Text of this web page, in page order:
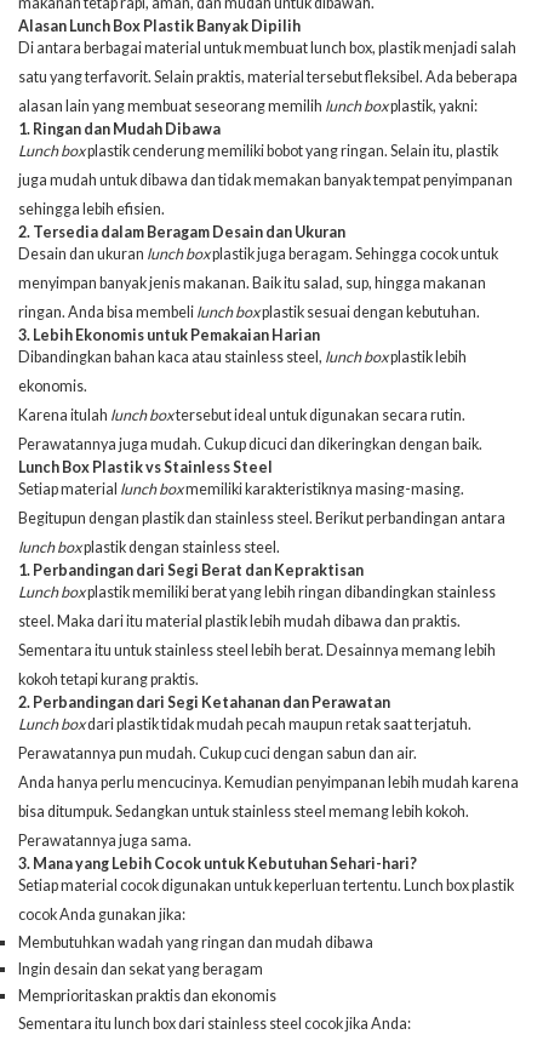
Alasan Lunch Box Plastik Banyak Dipilih
Di antara berbagai material untuk membuat lunch box, plastik menjadi salah
satu yang terfavorit. Selain praktis, material tersebut fleksibel. Ada beberapa
alasan lain yang membuat seseorang memilih lunch boxplastik, yakni:
1. Ringan dan Mudah Dibawa
Lunch boxplastik cenderung memiliki bobot yang ringan. Selain itu, plastik
juga mudah untuk dibawa dan tidak memakan banyak tempat penyimpanan
sehingga lebih efisien.
2. Tersedia dalam Beragam Desain dan Ukuran
Desain dan ukuran lunch boxplastik juga beragam. Sehingga cocok untuk
menyimpan banyak jenis makanan. Baik itu salad, sup, hingga makanan
ringan. Anda bisa membeli lunch boxplastik sesuai dengan kebutuhan.
3. Lebih Ekonomis untuk Pemakaian Harian
Dibandingkan bahan kaca atau stainless steel, lunch boxplastik lebih
ekonomis.
Karena itulah lunch boxtersebut ideal untuk digunakan secara rutin.
Perawatannya juga mudah. Cukup dicuci dan dikeringkan dengan baik.
Lunch Box Plastik vs Stainless Steel
Setiap material lunch boxmemiliki karakteristiknya masing-masing.
Begitupun dengan plastik dan stainless steel. Berikut perbandingan antara
lunch boxplastik dengan stainless steel.
1. Perbandingan dari Segi Berat dan Kepraktisan
Lunch boxplastik memiliki berat yang lebih ringan dibandingkan stainless
steel. Maka dari itu material plastik lebih mudah dibawa dan praktis.
Sementara itu untuk stainless steel lebih berat. Desainnya memang lebih
kokoh tetapi kurang praktis.
2. Perbandingan dari Segi Ketahanan dan Perawatan
Lunch boxdari plastik tidak mudah pecah maupun retak saat terjatuh.
Perawatannya pun mudah. Cukup cuci dengan sabun dan air.
Anda hanya perlu mencucinya. Kemudian penyimpanan lebih mudah karena
bisa ditumpuk. Sedangkan untuk stainless steel memang lebih kokoh.
Perawatannya juga sama.
3. Mana yang Lebih Cocok untuk Kebutuhan Sehari-hari?
Setiap material cocok digunakan untuk keperluan tertentu. Lunch box plastik
cocok Anda gunakan jika:
Membutuhkan wadah yang ringan dan mudah dibawa
Ingin desain dan sekat yang beragam
Memprioritaskan praktis dan ekonomis
Sementara itu lunch box dari stainless steel cocok jika Anda: